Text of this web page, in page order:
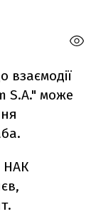
взаємодії
S.A." може
НАК